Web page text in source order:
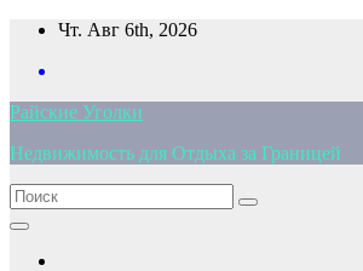
Перейти
содержимому
Чт. Авг 6th, 2026
Райские Уголки
Недвижимость для Отдыха за Границей